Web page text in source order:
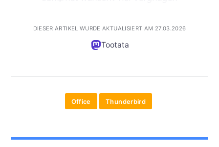
DIESER ARTIKEL WURDE AKTUALISIERT AM 27.03.2026
Tootata
Office Thunderbird